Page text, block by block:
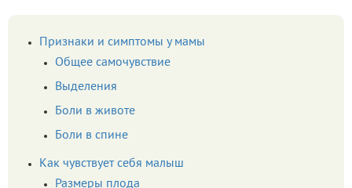
Признаки и симптомы у мамы
Общее самочувствие
Выделения
Боли в животе
Боли в спине
Как чувствует себя малыш
Размеры плода